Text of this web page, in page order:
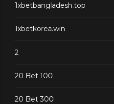
1xbetbangladesh.top
1xbetkorea.win
2
20 Bet 100
20 Bet 300